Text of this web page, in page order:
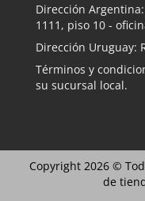
Dirección
1111, piso 10 -
Dirección Uruguay:
Términos y
su sucursal local.
Copyright 2026 ©
de